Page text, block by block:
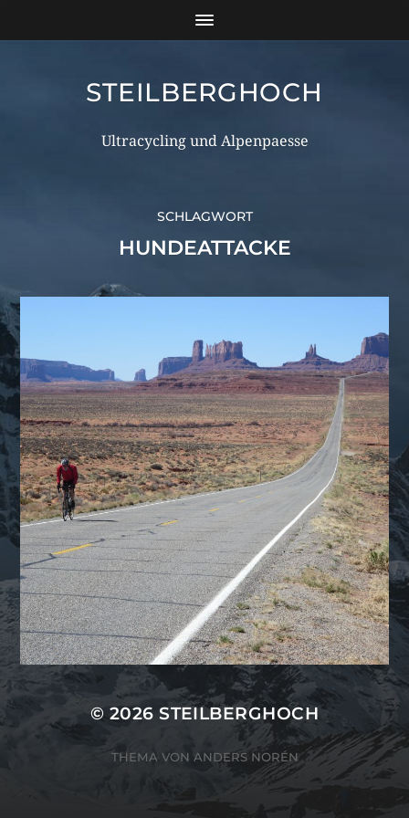
STEILBERGHOCH
Ultracycling und Alpenpaesse
SCHLAGWORT
HUNDEATTACKE
© 2026STEILBERGHOCH
THEMA VON ANDERS NORÉN